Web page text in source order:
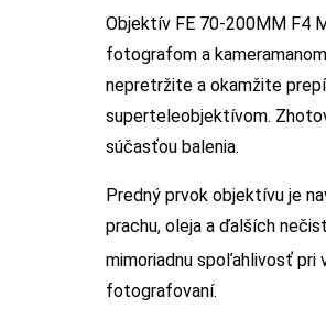
Objektív FE 70-200MM F4
fotografom a
nepretržite a okamžite
superteleobjektívom.
súčasťou balenia.
Predný prvok objektívu je
prachu, oleja a ďalších
mimoriadnu spoľahlivosť pri
fotografovaní.